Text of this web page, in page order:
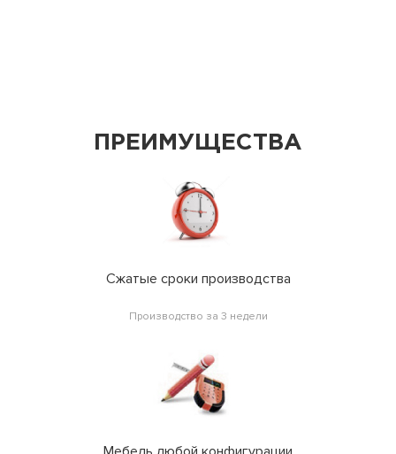
ПРЕИМУЩЕСТВА
Сжатые сроки производства
Производство за 3 недели